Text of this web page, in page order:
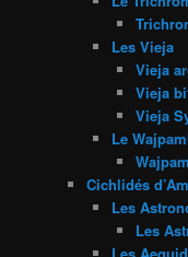
Les Vieja
Vieja
Vieja
Vieja
Le
Cichlidés
Les
Les
Les